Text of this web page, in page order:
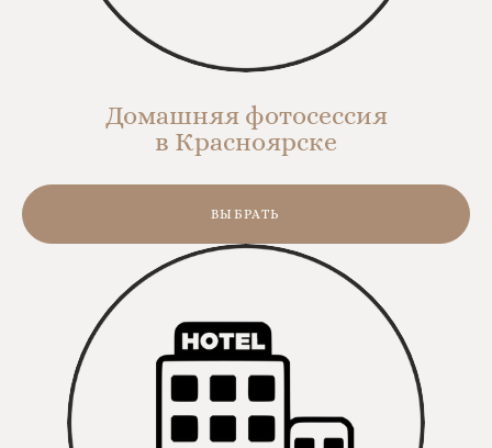
Домашняя фотосессия
в Красноярске
ВЫБРАТЬ